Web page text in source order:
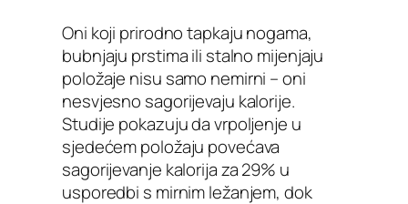
Oni koji prirodno tapkaju nogama,
bubnjaju prstima ili stalno mijenjaju
položaje nisu samo nemirni – oni
nesvjesno sagorijevaju kalorije.
Studije pokazuju da vrpoljenje u
sjedećem položaju povećava
sagorijevanje kalorija za 29% u
usporedbi s mirnim ležanjem, dok